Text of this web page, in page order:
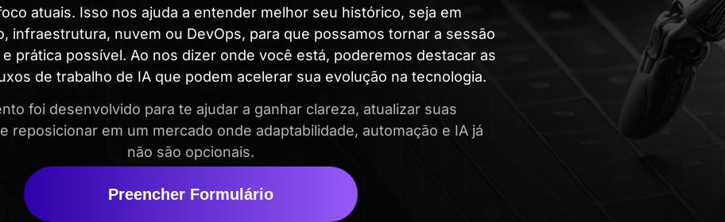
atuais. Isso nos ajuda a entender melhor seu histórico, seja em
infraestrutura, nuvem ou DevOps, para que possamos tornar a sessão
prática possível. Ao nos dizer onde você está, poderemos destacar as
de trabalho de IA que podem acelerar sua evolução na tecnologia.
foi desenvolvido para te ajudar a ganhar clareza, atualizar suas
reposicionar em um mercado onde adaptabilidade, automação e IA já
não são opcionais.
Preencher Formulário